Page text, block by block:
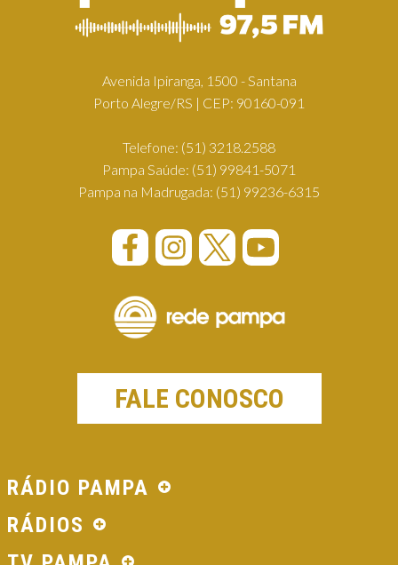
Avenida Ipiranga, 1500 - Santana
Porto Alegre/RS | CEP: 90160-091
Telefone: (51) 3218.2588
Pampa Saúde: (51) 99841-5071
Pampa na Madrugada: (51) 99236-6315
FALE CONOSCO
RÁDIO PAMPA
RÁDIOS